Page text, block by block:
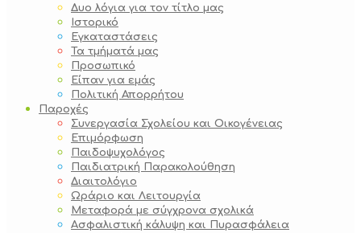
Δυο λόγια για τον τίτλο μας
Ιστορικό
Εγκαταστάσεις
Τα τμήματά μας
Προσωπικό
Είπαν για εμάς
Πολιτική Απορρήτου
Παροχές
Συνεργασία Σχολείου και Οικογένειας
Επιμόρφωση
Παιδοψυχολόγος
Παιδιατρική Παρακολούθηση
Διαιτολόγιο
Ωράριο και Λειτουργία
Μεταφορά με σύγχρονα σχολικά
Ασφαλιστική κάλυψη και Πυρασφάλεια